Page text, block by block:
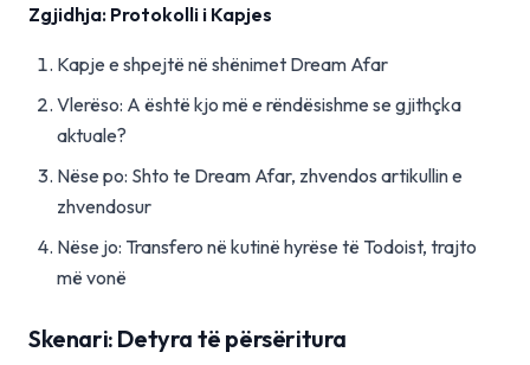
Zgjidhja: Protokolli i Kapjes
Kapje e shpejtë në shënimet Dream Afar
Vlerëso: A është kjo më e rëndësishme se gjithçka
aktuale?
Nëse po: Shto te Dream Afar, zhvendos artikullin e
zhvendosur
Nëse jo: Transfero në kutinë hyrëse të Todoist, trajto
më vonë
Skenari: Detyra të përsëritura